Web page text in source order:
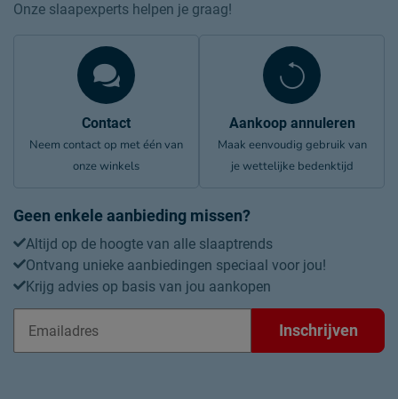
Onze slaapexperts helpen je graag!
Contact
Neem contact op met één van
onze winkels
Aankoop annuleren
Maak eenvoudig gebruik van
je wettelijke bedenktijd
Geen enkele aanbieding missen?
Altijd op de hoogte van alle slaaptrends
Ontvang unieke aanbiedingen speciaal voor jou!
Krijg advies op basis van jou aankopen
Inschrijven